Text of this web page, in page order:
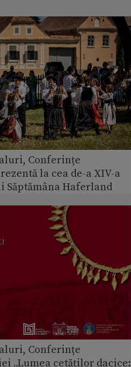
Conferințe
la cea de-a XIV-a
Haferland
Conferințe
„Lumea cetăților dacice: